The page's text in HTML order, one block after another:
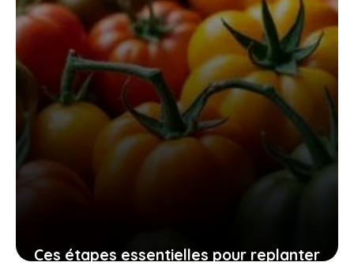
Ces étapes essentielles pour replanter